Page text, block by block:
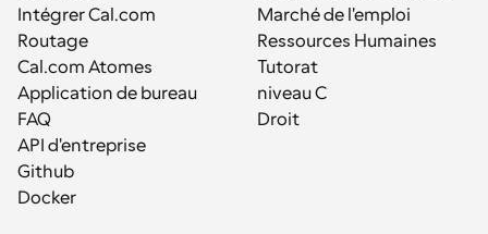
Intégrer Cal.com
Routage
Cal.com Atomes
Application de bureau
FAQ
API d'entreprise
Github
Docker
Marché de l'emploi
Ressources Humaines
Tutorat
niveau C
Droit